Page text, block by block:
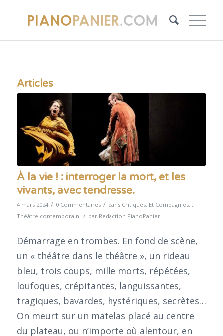
Articles
À la vie ! : interroger la mort, et les
vivants, avec tendresse.
4 mars 2024 / 0 Commentaires / dans Critiques, Et Compagnies... ,
Théâtre contemporain / par Redaction PianoPanier
Démarrage en trombes. En fond de scène,
un « théâtre dans le théâtre », un rideau
bleu, trois coups, mille morts, répétées,
loufoques, crépitantes, languissantes,
tragiques, bavardes, hystériques, secrètes…
On meurt sur un matelas placé au centre
du plateau, ou n’importe où alentour, en